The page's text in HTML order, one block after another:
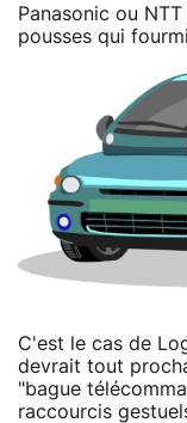
Panasonic ou
pousses qui
C'est le cas de
devrait tout
"bague
raccourcis